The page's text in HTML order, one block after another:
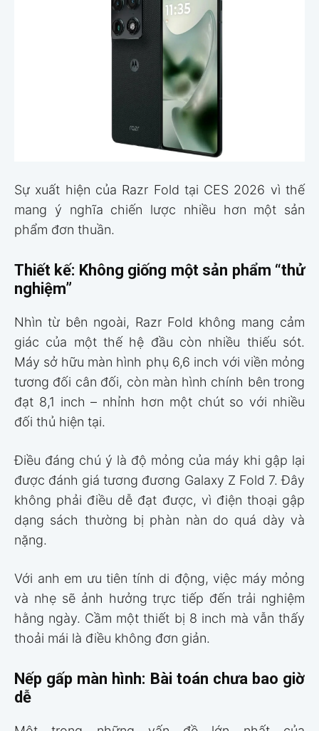
Sự xuất hiện của Razr Fold tại CES 2026 vì thế
mang ý nghĩa chiến lược nhiều hơn một sản
phẩm đơn thuần.
Thiết kế: Không giống một sản phẩm “thử
nghiệm”
Nhìn từ bên ngoài, Razr Fold không mang cảm
giác của một thế hệ đầu còn nhiều thiếu sót.
Máy sở hữu màn hình phụ 6,6 inch với viền mỏng
tương đối cân đối, còn màn hình chính bên trong
đạt 8,1 inch – nhỉnh hơn một chút so với nhiều
đối thủ hiện tại.
Điều đáng chú ý là độ mỏng của máy khi gập lại
được đánh giá tương đương Galaxy Z Fold 7. Đây
không phải điều dễ đạt được, vì điện thoại gập
dạng sách thường bị phàn nàn do quá dày và
nặng.
Với anh em ưu tiên tính di động, việc máy mỏng
và nhẹ sẽ ảnh hưởng trực tiếp đến trải nghiệm
hằng ngày. Cầm một thiết bị 8 inch mà vẫn thấy
thoải mái là điều không đơn giản.
Nếp gấp màn hình: Bài toán chưa bao giờ
dễ